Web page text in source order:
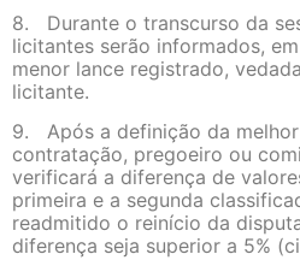
8. Durante o transcurso da
licitantes serão informados,
menor lance registrado,
licitante.
9. Após a definição da
contratação, pregoeiro ou
verificará a diferença de
primeira e a segunda
readmitido o reinício da
diferença seja superior a 5%